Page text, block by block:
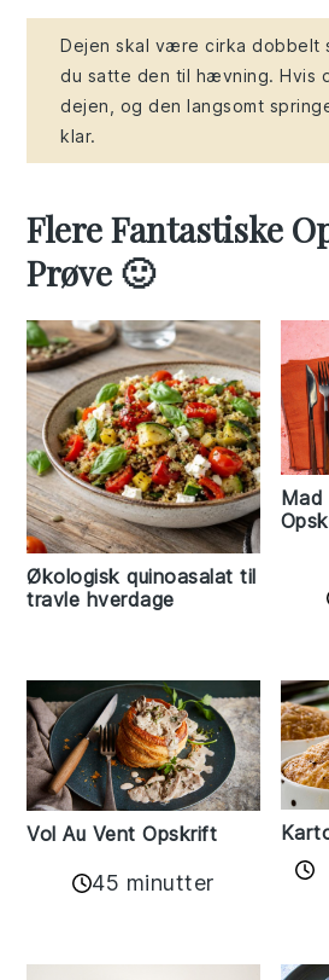
Dejen skal være cirka dobbelt
du satte den til hævning. Hvis
dejen, og den langsomt
klar.
Flere Fantastiske
Prøve 🙂
Økologisk quinoasalat til
travle hverdage
Vol Au Vent Opskrift
45 minutter